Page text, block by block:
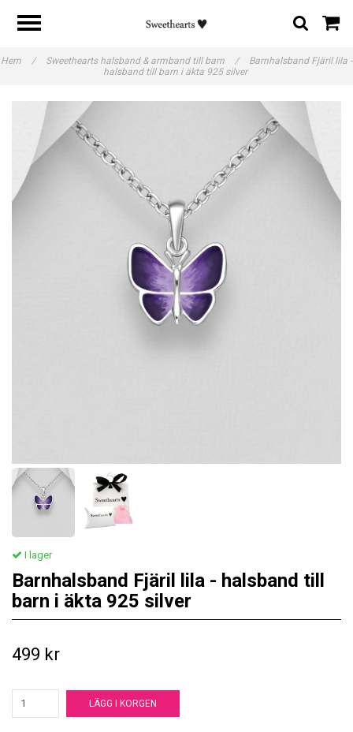
Hem / Sweethearts halsband & armband till barn /
Barnhalsband Fjäril lila -
halsband till barn i äkta 925 silver
I lager
Barnhalsband Fjäril lila - halsband till
barn i äkta 925 silver
499 kr
LÄGG I KORGEN